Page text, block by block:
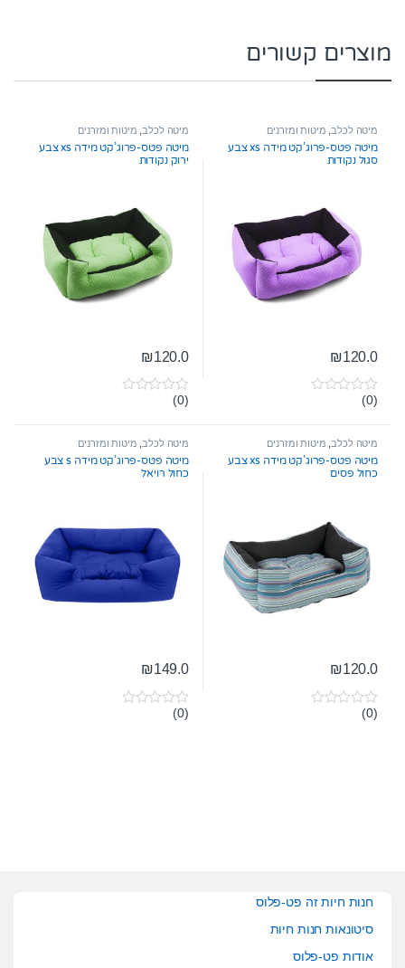
מוצרים קשורים
מיטה לכלב, מיטות ומזרנים
מיטה פטס-פרוג’קט מידה xs צבע
סגול נקודות
₪120.0
0
t
f
5
(0)
מיטה לכלב, מיטות ומזרנים
מיטה פטס-פרוג’קט מידה xs צבע
ירוק נקודות
₪120.0
0
t
f
5
(0)
מיטה לכלב, מיטות ומזרנים
מיטה פטס-פרוג’קט מידה xs צבע
כחול פסים
₪120.0
0(0)
מיטה לכלב, מיטות ומזרנים
מיטה פטס-פרוג’קט מידה s צבע
כחול רויאל
₪149.0
0(0)
חנות חיות זה פט-פלוס
סיטונאות חנות חיות
אודות פט-פלוס